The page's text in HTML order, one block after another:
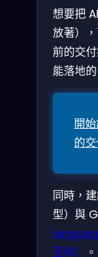
想要把
放著）
前的交
能落地
開
的
同時，
型）與
百科）
。